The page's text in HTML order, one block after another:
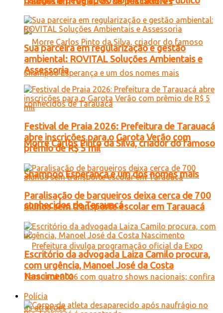
Morre Carlos Pinto da Silva, criador do famoso
Shampoo Esperança e um dos nomes mais
conhecidos de Tarauacá
Sua parceira em regularização e gestão
ambiental: ROVITAL Soluções Ambientais e
Assessoria
Festival de Praia 2026: Prefeitura de Tarauacá
abre inscrições para o Garota Verão com
prêmio de R$ 5 mil
Paralisação de barqueiros deixa cerca de 700
alunos sem transporte escolar em Tarauacá
Escritório da advogada Laiza Camilo procura,
com urgência, Manoel José da Costa
Nascimento
Polícia